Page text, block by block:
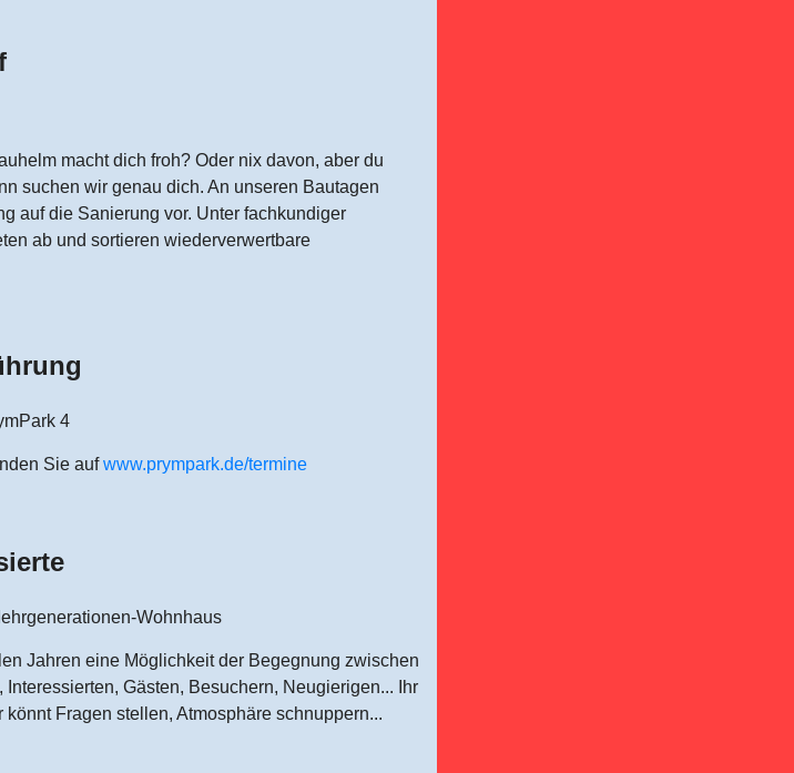
macht dich froh? Oder nix davon, aber du
suchen wir genau dich. An unseren Bautagen
auf die Sanierung vor. Unter fachkundiger
ab und sortieren wiederverwertbare
4
Sie aufwww.prympark.de/termine
Wohnhaus
Jahren eine Möglichkeit der Begegnung zwischen
Gästen, Besuchern, Neugierigen... Ihr
Fragen stellen, Atmosphäre schnuppern...